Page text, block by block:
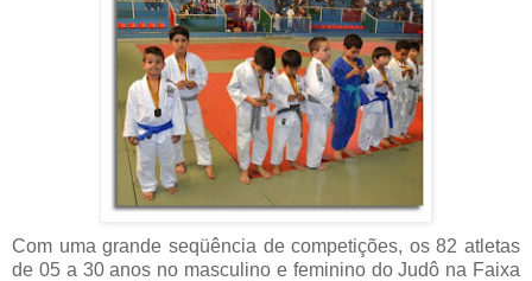
Com uma grande seqüência de competições, os 82 atletas
de 05 a 30 anos no masculino e feminino do Judô na Faixa